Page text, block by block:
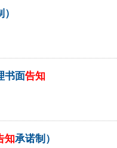
书面告知
知承诺制）